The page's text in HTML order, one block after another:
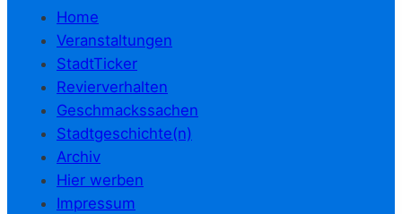
Home
Veranstaltungen
StadtTicker
Revierverhalten
Geschmackssachen
Stadtgeschichte(n)
Archiv
Hier werben
Impressum